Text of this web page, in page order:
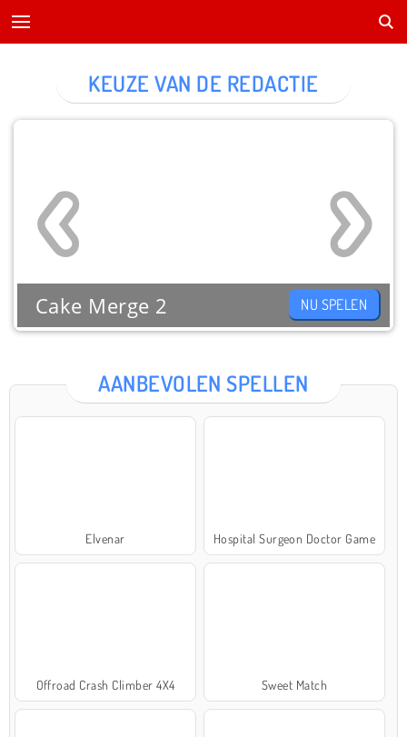
AANBEVOLEN SPELLEN
Elvenar Hospital Surgeon Doctor Game
Offroad Crash Climber 4X4 Sweet Match
KEUZE VAN DE REDACTIE
Cake Merge 2 NU SPELEN